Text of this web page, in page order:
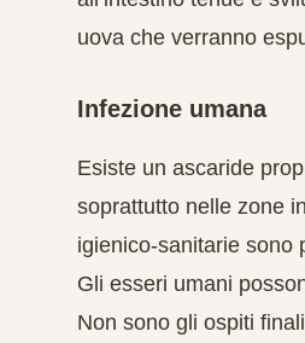
uova che verranno
Infezione umana
Esiste un ascaride
soprattutto nelle zone
igienico-sanitarie sono
Gli esseri umani
Non sono gli ospiti